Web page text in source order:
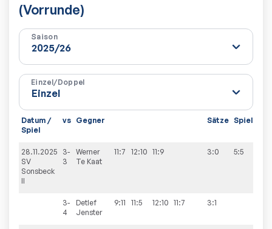
(Vorrunde)
Saison
Einzel/Doppel
Datum /
Spiel
vs Gegner Sätze Spiele
28.11.2025
SV
Sonsbeck
II
3-
3
Werner
Te Kaat
11:7 12:10 11:9 3:0 5:5
3-
4
Detlef
Jenster
9:11 11:5 12:10 11:7 3:1